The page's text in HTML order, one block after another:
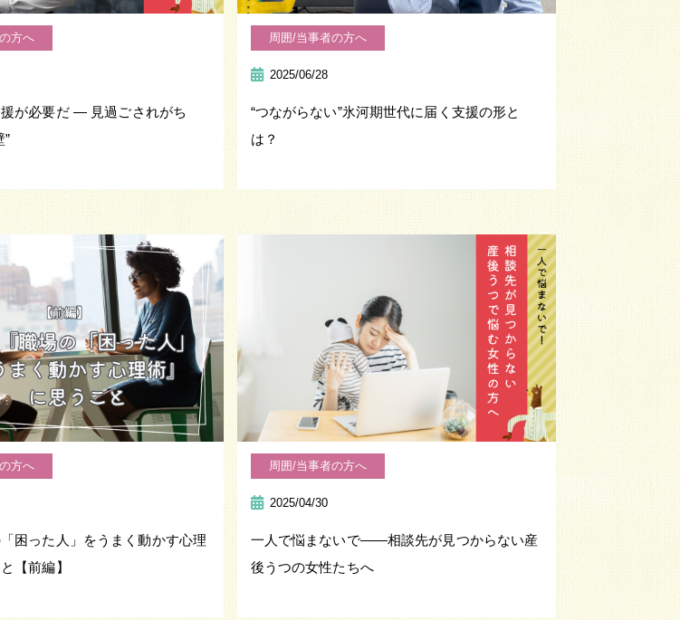
方へ
が必要だ ― 見過ごされがち
”
周囲/当事者の方へ
2025/06/28
“つながらない”氷河期世代に届く支援の形と
は？
方へ
困った人」をうまく動かす心理
【前編】
周囲/当事者の方へ
2025/04/30
一人で悩まないで——相談先が見つからない産
後うつの女性たちへ